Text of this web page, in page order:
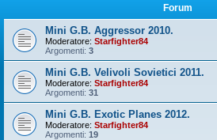
Forum
Mini G.B. Aggressor 2010.
Moderatore: Starfighter84
Argomenti: 3
Mini G.B. Velivoli Sovietici 2011.
Moderatore: Starfighter84
Argomenti: 31
Mini G.B. Exotic Planes 2012.
Moderatore: Starfighter84
Argomenti: 19